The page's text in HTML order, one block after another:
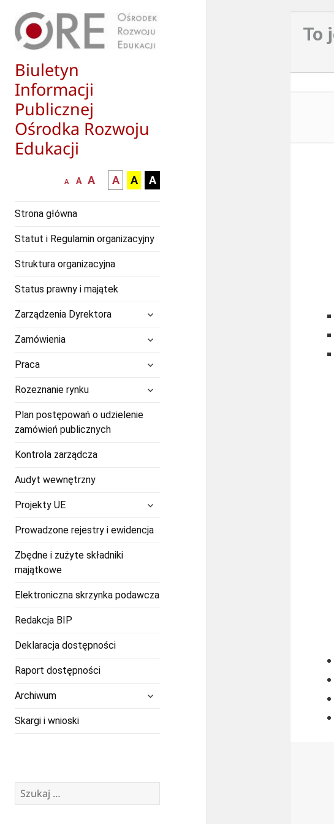
Biuletyn
Informacji
Publicznej
Ośrodka Rozwoju
Edukacji
mniejsza
A
normalna
A
większa-
czcionka
A
kontrast
czarny
białym
A
kontrast
czarny
zółtym
A
kontrast
żółty
A
Strona główna
Statut i Regulamin organizacyjny
Struktura organizacyjna
Status prawny i majątek
Zarządzenia Dyrektora
rozwiń
menu
Zamówienia
Praca
Rozeznanie rynkurozwiń
menu
potomne
Plan postępowań o udzielenie
zamówień publicznych
Kontrola zarządcza
Audyt wewnętrzny
Projekty UE
potomne
Prowadzone rejestry i ewidencja
Zbędne i zużyte składniki
majątkowe
Elektroniczna skrzynka podawcza
Redakcja BIP
Deklaracja dostępności
Raport dostępności
Archiwum
Skargi i wnioski
Szukaj:
To